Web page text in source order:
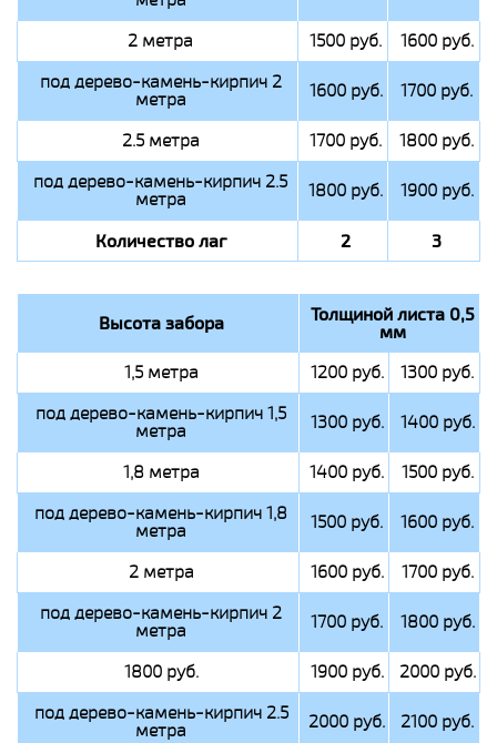
2 метра 1500 руб.
1600 руб.
под дерево-камень-кирпич 2
метра 1600 руб. 1700 руб.
2.5 метра 1700 руб.
1800 руб.
под дерево-камень-кирпич 2.5
метра 1800 руб. 1900 руб.
Количество лаг 2 3
Высота забора Толщиной листа 0,5
мм
1,5 метра 1200 руб.
1300 руб.
под дерево-камень-кирпич 1,5
метра 1300 руб. 1400 руб.
1,8 метра 1400 руб.
1500 руб.
под дерево-камень-кирпич 1,8
метра 1500 руб. 1600 руб.
2 метра 1600 руб.
1700 руб.
под дерево-камень-кирпич 2
метра 1700 руб. 1800 руб.
1800 руб. 1900 руб.
2000 руб.
под дерево-камень-кирпич 2.5
метра 2000 руб. 2100 руб.